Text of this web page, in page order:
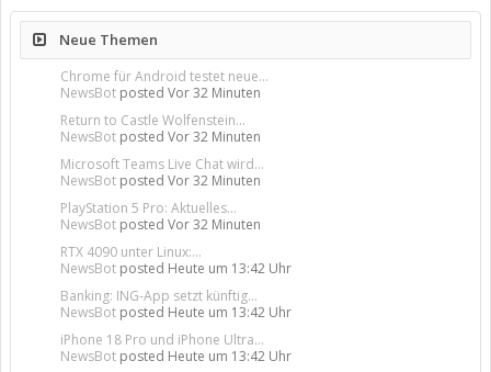
Neue Themen
Chrome für Android testet neue...
NewsBot posted Vor 32 Minuten
Return to Castle Wolfenstein...
NewsBot posted Vor 32 Minuten
Microsoft Teams Live Chat wird...
NewsBot posted Vor 32 Minuten
PlayStation 5 Pro: Aktuelles...
NewsBot posted Vor 32 Minuten
RTX 4090 unter Linux:...
NewsBot posted Heute um 13:42 Uhr
Banking: ING-App setzt künftig...
NewsBot posted Heute um 13:42 Uhr
iPhone 18 Pro und iPhone Ultra...
NewsBot posted Heute um 13:42 Uhr